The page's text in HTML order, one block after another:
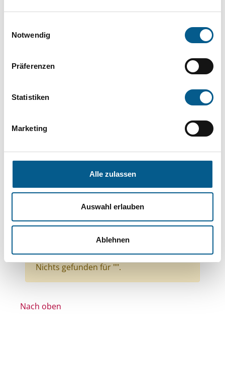
Notwendig
Präferenzen
Statistiken
Marketing
Alle zulassen
Auswahl erlauben
Ablehnen
können durch die Wahl von Bereichen oder
Suchen
Themen: Bildung und Erziehung
Themen: Seniorinnen, Senioren & Pflege
Themen: Wissenschaft und Forschung
Themen: Politische Bildung & Demokratie
Themen: Gesundheitswesen
Themen: Heimatpflege
Alle Filter entfernen
Nichts gefunden für "".
Nach oben